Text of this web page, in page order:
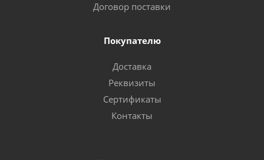
Договор поставки
Покупателю
Доставка
Реквизиты
Сертификаты
Контакты